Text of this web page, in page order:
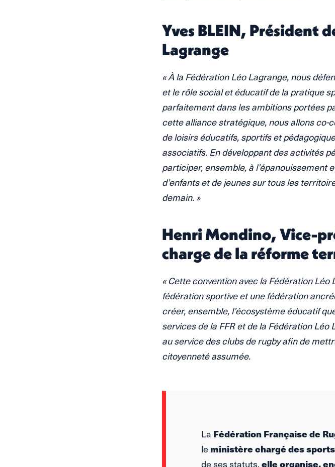
Yves BLEIN, Président
Lagrange
« À la Fédération Léo Lagrange, nous
et le rôle social et éducatif de la pratique
parfaitement dans les ambitions portées
cette alliance stratégique, nous allons co-
de loisirs éducatifs, sportifs et
associatifs. En développant des activités
participer, ensemble, à l’épanouissement
d’enfants et de jeunes sur tous les
demain. »
Henri Mondino, Vice-
charge de la réforme
« Cette convention avec la Fédération
fédération sportive et une fédération
créer, ensemble, l’écosystème éducatif
services de la FFR et de la Fédération
au service des clubs de rugby afin de
citoyenneté assumée.
La Fédération Française de
leministère chargé des sports
de ses statuts,elle organise,